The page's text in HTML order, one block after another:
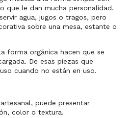
que le dan mucha personalidad.
agua, jugos o tragos, pero
sobre una mesa, estante o
forma orgánica hacen que se
De esas piezas que
cuando no están en uso.
puede presentar
color o textura.